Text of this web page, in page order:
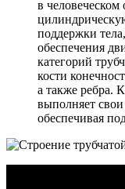
в
поддержки
обеспечения
категорий
кости
а также ребра.
выполняет
обеспечивая